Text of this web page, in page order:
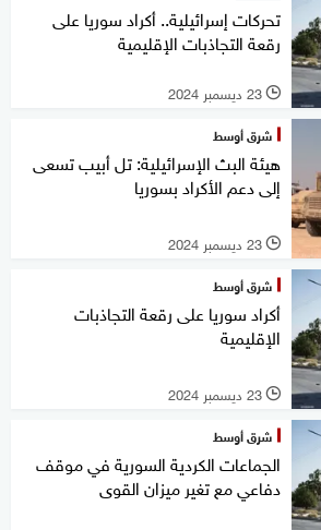
تحركات إسرائيلية.. أكراد سوريا على
رقعة التجاذبات الإقليمية
l 23 ديسمبر 2024
شرق أوسط
هيئة البث الإسرائيلية: تل أبيب تسعى
إلى دعم الأكراد بسوريا
l 23 ديسمبر 2024
شرق أوسط
أكراد سوريا على رقعة التجاذبات
الإقليمية
l 23 ديسمبر 2024
شرق أوسط
الجماعات الكردية السورية في موقف
دفاعي مع تغير ميزان القوى